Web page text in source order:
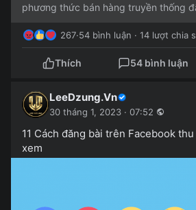
phương thức bán hàng truyền thống
267·54 bình luận · 14 lượt chia
Thích 54 bình luận
LeeDzung.Vn
30 tháng 1, 2023 · 07:52
11 Cách đăng bài trên Facebook
xem